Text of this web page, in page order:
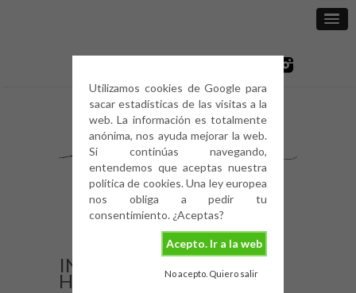
Utilizamos cookies de Google para
sacar estadísticas de las visitas a la
web. La información es totalmente
anónima, nos ayuda mejorar la web.
Si continúas navegando,
entendemos que aceptas nuestra
política de cookies. Una ley europea
nos obliga a pedir tu
consentimiento. ¿Aceptas?
Acepto. Ir a la web
No acepto. Quiero salir
INSPIRING HOMES:
HOUSE IN MENORCA